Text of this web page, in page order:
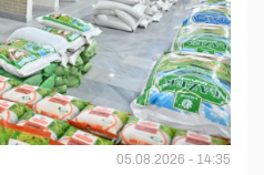
05.08.2026 - 14:35